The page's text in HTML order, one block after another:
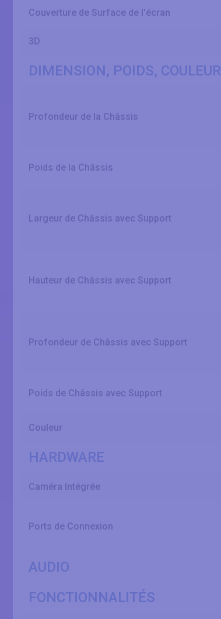
Couverture de Surface de l'écran
3D
DIMENSION, POIDS, COULEUR
Profondeur de la Châssis
Poids de la Châssis
Largeur de Châssis avec Support
Hauteur de Châssis avec Support
Profondeur de Châssis avec Support
Poids de Châssis avec Support
Couleur
HARDWARE
Caméra Intégrée
Ports de Connexion
AUDIO
FONCTIONNALITÉS